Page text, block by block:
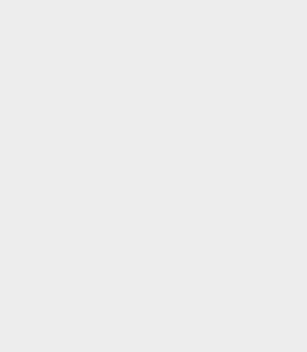
gemäß den Regeln von
das Entsorgen sowie die
nach dem Konzept der
Die Abnahme und Entsorgung muss über einen
Ihres Abnehmers um die Abfallbilanz erstellen
GEWERKE